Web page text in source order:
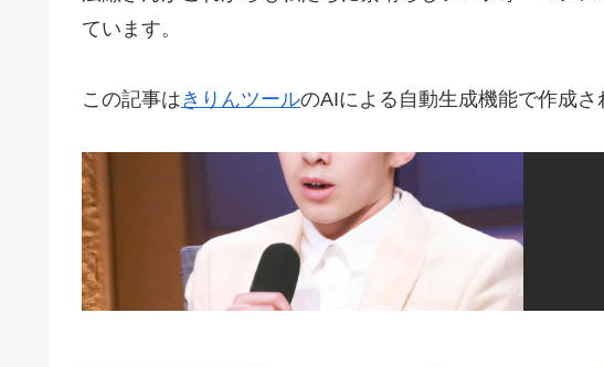
ています。
この記事は きりんツールのAIによる自動生成機能で作成さ